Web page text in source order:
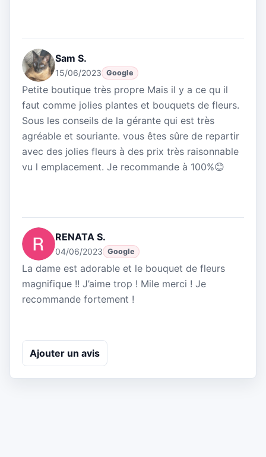
Sam S.
15/06/2023 Google
Petite boutique très propre Mais il y a ce qu il
faut comme jolies plantes et bouquets de fleurs.
Sous les conseils de la gérante qui est très
agréable et souriante. vous êtes sûre de repartir
avec des jolies fleurs à des prix très raisonnable
vu l emplacement. Je recommande à 100%😊
RENATA S.
04/06/2023 Google
La dame est adorable et le bouquet de fleurs
magnifique !! J’aime trop ! Mile merci ! Je
recommande fortement !
Ajouter un avis